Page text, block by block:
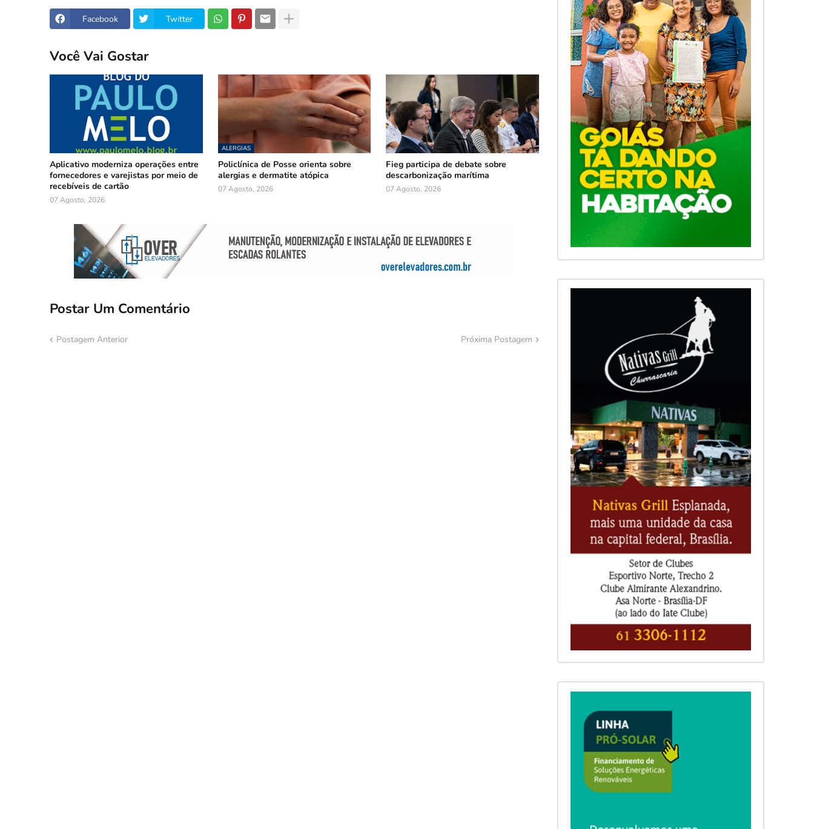
Facebook Twitter
Você Vai Gostar
Aplicativo moderniza operações entre
fornecedores e varejistas por meio de
recebíveis de cartão
07 Agosto, 2026
ALERGIAS
Policlínica de Posse orienta sobre
alergias e dermatite atópica
07 Agosto, 2026
Fieg participa de debate sobre
descarbonização marítima
07 Agosto, 2026
Postar Um Comentário
Postagem Anterior Próxima Postagem